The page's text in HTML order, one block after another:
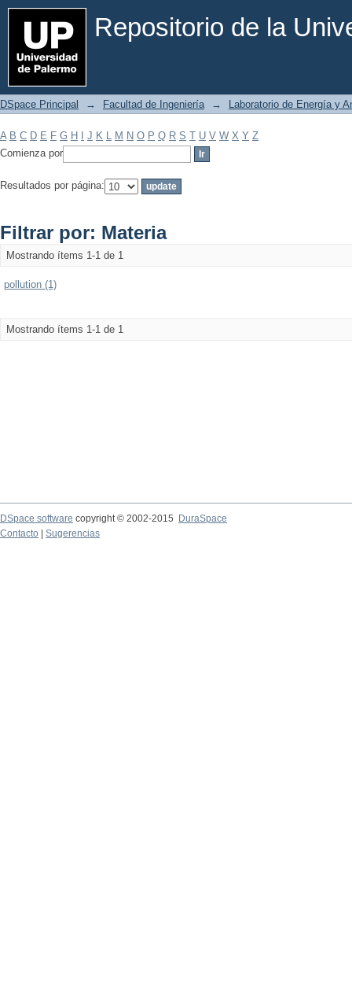
Repositorio de la
Filtrar por: Materia
DSpace Principal → Facultad de Ingeniería → Laboratorio de Energía y
A B C D E F G H J K L M N O P Q R S T U V W X Y Z
Comienza por
Resultados por página:
Filtrar por: Materia
Mostrando ítems 1-1 de 1
pollution (1)
Mostrando ítems 1-1 de 1
DSpace software copyright © 2002-2015
DuraSpace
Contacto
Sugerencias